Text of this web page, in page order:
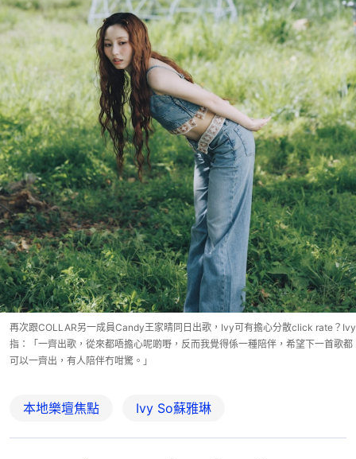
再次跟COLLAR另一成員Candy王家晴同日出歌，Ivy可有擔心分散click rate？Ivy
指：「一齊出歌，從來都唔擔心呢啲嘢，反而我覺得係一種陪伴，希望下一首歌都
可以一齊出，有人陪伴冇咁驚。」
本地樂壇焦點 Ivy So蘇雅琳